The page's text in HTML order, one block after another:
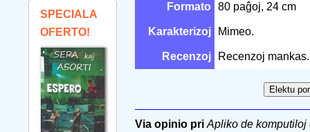
SPECIALA
OFERTO!
Formato 80 paĝoj, 24 cm
Karakterizoj Mimeo.
Recenzoj Recenzoj mankas.
Via opinio pri Apliko de